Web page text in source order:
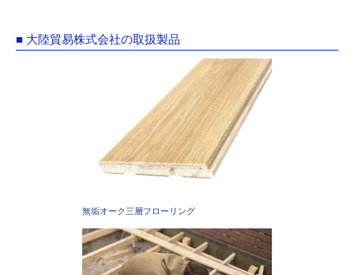
■ 大陸貿易株式会社の取扱製品
無垢オーク三層フローリング